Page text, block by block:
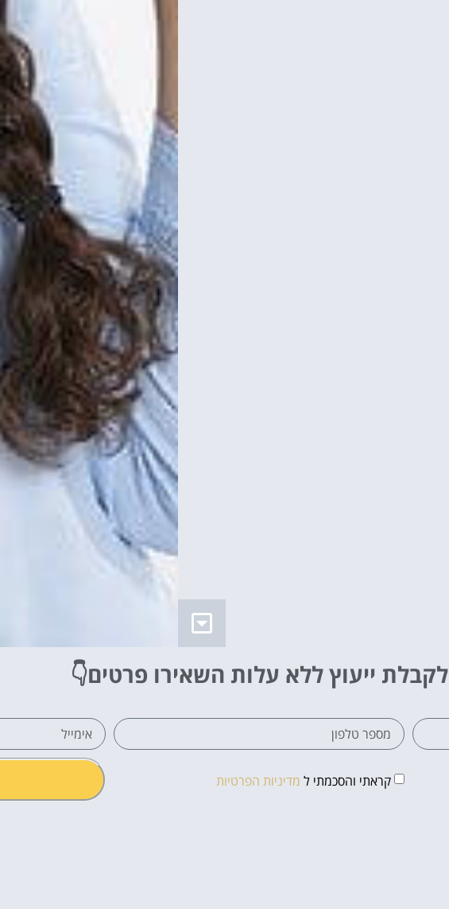
לקבלת ייעוץ ללא עלות השאירו פרטים👇
קראתי והסכמתי ל מדיניות הפרטיות